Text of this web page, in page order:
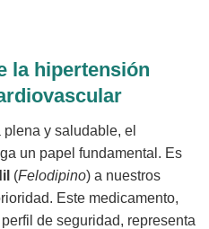
la hipertensión
y saludable, el
un papel fundamental. Es
(Felodipino) a nuestros
Este medicamento,
de seguridad, representa